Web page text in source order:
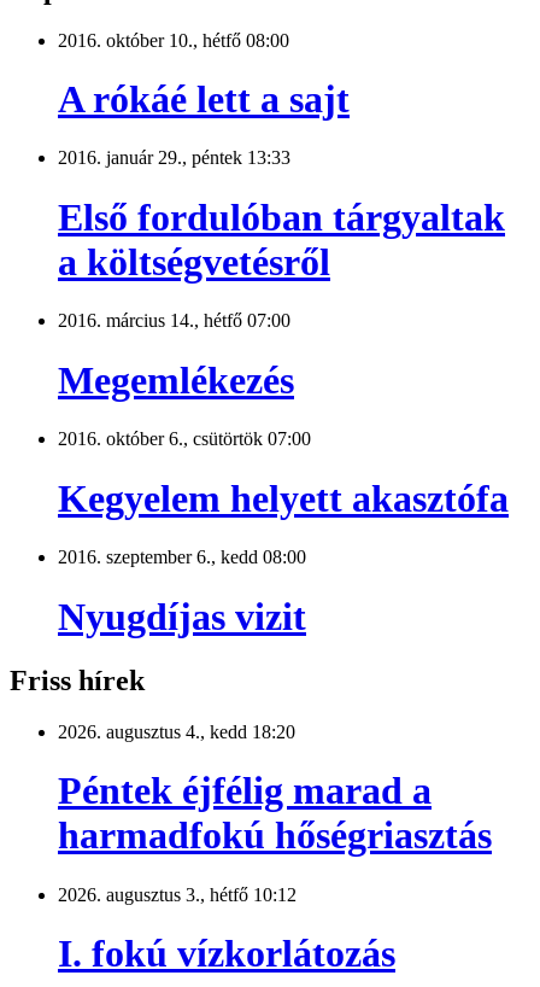
2016. október 10., hétfő 08:00
A rókáé lett a sajt
2016. január 29., péntek 13:33
Első fordulóban tárgyaltak
a költségvetésről
2016. március 14., hétfő 07:00
Megemlékezés
2016. október 6., csütörtök 07:00
Kegyelem helyett akasztófa
2016. szeptember 6., kedd 08:00
Nyugdíjas vizit
Friss hírek
2026. augusztus 4., kedd 18:20
Péntek éjfélig marad a
harmadfokú hőségriasztás
2026. augusztus 3., hétfő 10:12
I. fokú vízkorlátozás